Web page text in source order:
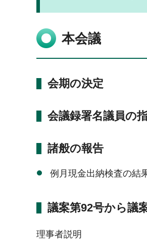
本会議
会期の決定
会議録署名議員の
諸般の報告
例月現金出納検査の結
議案第92号から議
理事者説明